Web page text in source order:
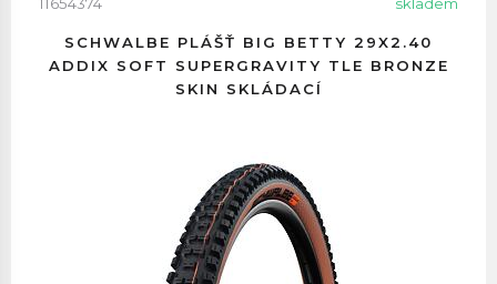
SCHWALBE PLÁŠŤ BIG BETTY 29X2.40
ADDIX SOFT SUPERGRAVITY TLE BRONZE
SKIN SKLÁDACÍ